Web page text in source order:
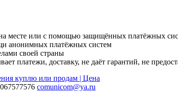
месте или с помощью защищённых платёжных
анонимных платёжных систем
своей страны
платежи, доставку, не даёт гарантий, не
comunicom@ya.ru